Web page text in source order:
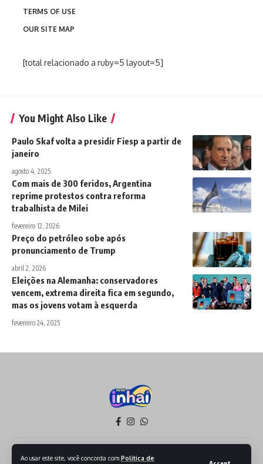
Ao usar este site, você concorda com Politica de
TERMS OF USE
OUR SITE MAP
[total relacionado a ruby=5 layout=5]
You Might Also Like
Paulo Skaf volta a presidir Fiesp a partir de
janeiro
agosto 4, 2025
Com mais de 300 feridos, Argentina
reprime protestos contra reforma
trabalhista de Milei
fevereiro 12, 2026
Preço do petróleo sobe após
pronunciamento de Trump
abril 2, 2026
Eleições na Alemanha: conservadores
vencem, extrema direita fica em segundo,
mas os jovens votam à esquerda
fevereiro 24, 2025
Política de Privacidade